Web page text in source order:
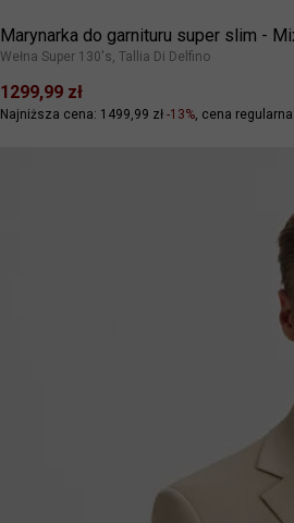
Marynarka do garnituru super slim -
Wełna Super 130's, Tallia Di Delfino
1299,99 zł
Najniższa cena: 1499,99 zł -13% cena